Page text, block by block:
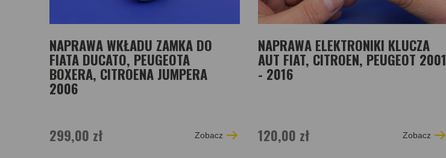
NAPRAWA WKŁADU ZAMKA DO
FIATA DUCATO, PEUGEOTA
BOXERA, CITROENA JUMPERA
2006
299,00 zł Zobacz
NAPRAWA ELEKTRONIKI KLUCZA
AUT FIAT, CITROEN, PEUGEOT 2001
- 2016
120,00 zł Zobacz